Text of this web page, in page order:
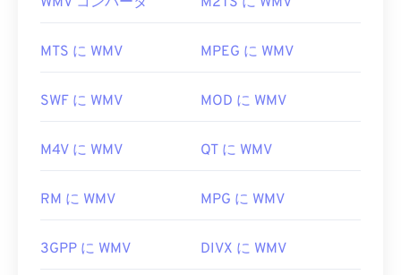
Windowsでは、Windows Media Player、
、 Cyber​​link PowerDVD 、jetAudio 、Winamp
OS Xでは、このファイル形式を開くには
開発元: ISO/
Moving Pictures Experts
初回リリース:
ればいいですか?
ほとんどのメディアプレーヤーはWMV（および
WMVファイルを開くのに最適なプレーヤーは
Microsoft Windows Media Player
多くの動画はWMVファイルです。VLC
ットフォームでマルチメディアファイルを再生でき
WMVは他の動画ファイル形式への変換も簡単で
MTS に WMV MPEG に WMV
SWF に WMV MOD に WMV
M4V に WMV QT に WMV
RM に WMV MPG に WMV
3GPP に WMV DIVX に WMV